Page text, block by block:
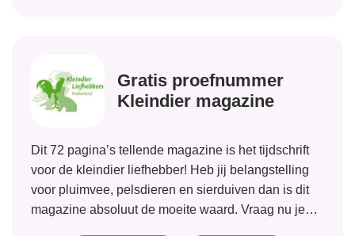
Gratis proefnummer
Kleindier magazine
Dit 72 pagina’s tellende magazine is het tijdschrift
voor de kleindier liefhebber! Heb jij belangstelling
voor pluimvee, pelsdieren en sierduiven dan is dit
magazine absoluut de moeite waard. Vraag nu je